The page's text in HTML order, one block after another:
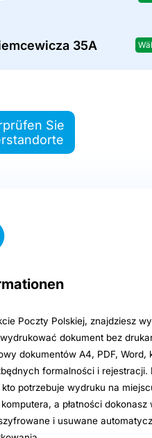
35A
Sie
Poczty Polskiej, znajdziesz
dokument bez
dokumentów A4, PDF, Word,
formalności i rejestracji.
potrzebuje wydruku na
a płatności dokonasz
i usuwane